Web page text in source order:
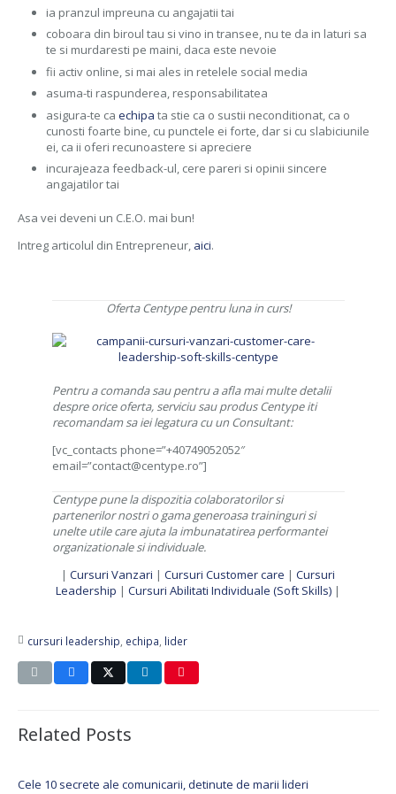
ia pranzul impreuna cu angajatii tai
coboara din biroul tau si vino in transee, nu te da in laturi sa
te si murdaresti pe maini, daca este nevoie
fii activ online, si mai ales in retelele social media
asuma-ti raspunderea, responsabilitatea
asigura-te ca echipa ta stie ca o sustii neconditionat, ca o
cunosti foarte bine, cu punctele ei forte, dar si cu slabiciunile
ei, ca ii oferi recunoastere si apreciere
incurajeaza feedback-ul, cere pareri si opinii sincere
angajatilor tai
Asa vei deveni un C.E.O. mai bun!
Intreg articolul din Entrepreneur, aici.
Oferta Centype pentru luna in curs!
Pentru a comanda sau pentru a afla mai multe detalii
despre orice oferta, serviciu sau produs Centype iti
recomandam sa iei legatura cu un Consultant:
[vc_contacts phone=”+40749052052″
email=”contact@centype.ro”]
Centype pune la dispozitia colaboratorilor si
partenerilor nostri o gama generoasa traininguri si
unelte utile care ajuta la imbunatatirea performantei
organizationale si individuale.
| Cursuri Vanzari | Cursuri Customer care | Cursuri
Leadership | Cursuri Abilitati Individuale (Soft Skills) |
cursuri leadership echipa lider
Related Posts
Cele 10 secrete ale comunicarii, detinute de marii lideri